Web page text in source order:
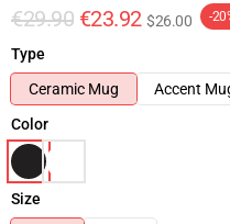
€29.90 €23.92 $26.00 -
Type
Ceramic Mug
Accent
Color
Size